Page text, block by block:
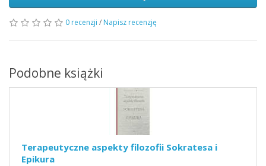
0 recenzji / Napisz recenzję
Podobne książki
Terapeutyczne aspekty filozofii Sokratesa i
Epikura